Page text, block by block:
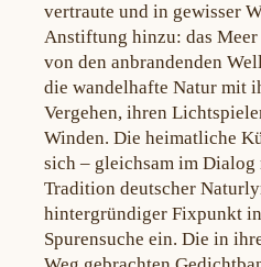
vertraute und in gewisser
Anstiftung hinzu: das Meer
von den anbrandenden
die wandelhafte Natur mit
Vergehen, ihren
Winden. Die heimatliche
sich – gleichsam im Dialog
Tradition deutscher
hintergründiger Fixpunkt
Spurensuche ein. Die in